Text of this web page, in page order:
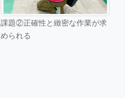
課題②正確性と緻密な作業が求
められる